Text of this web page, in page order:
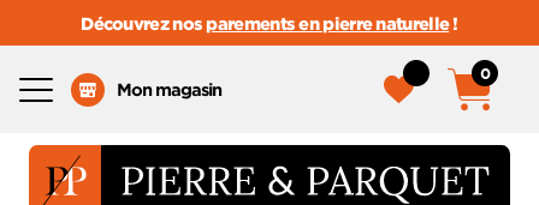
Découvrez nosparements en pierre naturelle!
Mon magasin
0
Menu